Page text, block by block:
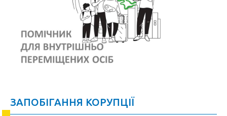
ЗАПОБІГАННЯ КОРУПЦІЇ